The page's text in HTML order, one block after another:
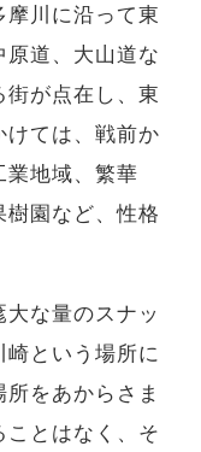
摩川に沿って東
道、大山道な
が点在し、東
ては、戦前か
業地域、繁華
園など、性格
な量のスナッ
という場所に
をあからさま
とはなく、そ